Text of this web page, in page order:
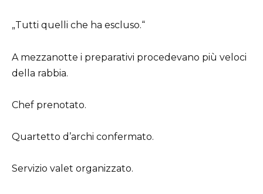
„Tutti quelli che ha escluso.“
A mezzanotte i preparativi procedevano più veloci
della rabbia.
Chef prenotato.
Quartetto d’archi confermato.
Servizio valet organizzato.